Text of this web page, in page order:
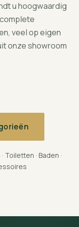
u hoogwaardig
veel op eigen
onze showroom
Toiletten · Baden ·